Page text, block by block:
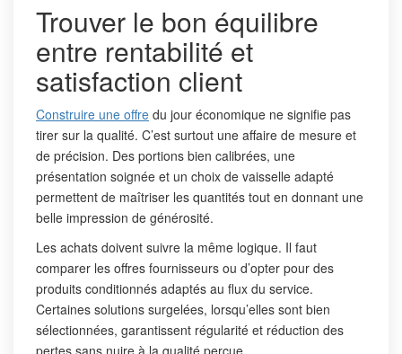
Trouver le bon équilibre
entre rentabilité et
satisfaction client
Construire une offre du jour économique ne signifie pas
tirer sur la qualité. C’est surtout une affaire de mesure et
de précision. Des portions bien calibrées, une
présentation soignée et un choix de vaisselle adapté
permettent de maîtriser les quantités tout en donnant une
belle impression de générosité.
Les achats doivent suivre la même logique. Il faut
comparer les offres fournisseurs ou d’opter pour des
produits conditionnés adaptés au flux du service.
Certaines solutions surgelées, lorsqu’elles sont bien
sélectionnées, garantissent régularité et réduction des
pertes sans nuire à la qualité perçue.